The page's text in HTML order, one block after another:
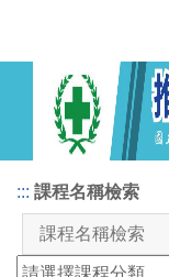
::: 課程名稱檢索